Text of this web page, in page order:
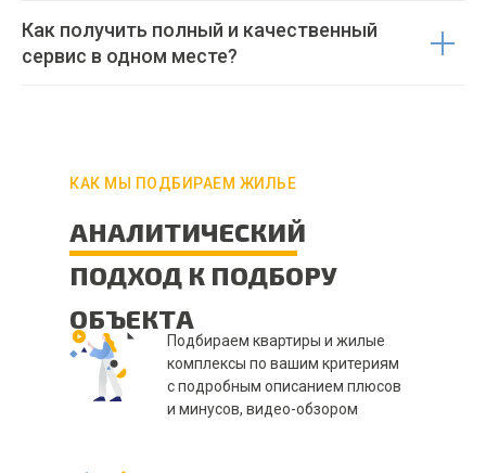
Как получить полный и качественный
сервис в одном месте?
АНАЛИТИЧЕСКИЙ
ПОДХОД К ПОДБОРУ
ОБЪЕКТА
КАК МЫ ПОДБИРАЕМ ЖИЛЬЕ
Подбираем квартиры и жилые
комплексы по вашим критериям
с подробным описанием плюсов
и минусов, видео-обзором